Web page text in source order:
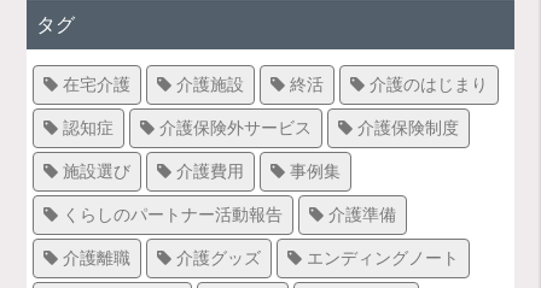
タグ
在宅介護 介護施設 終活 介護のはじまり
認知症 介護保険外サービス 介護保険制度
施設選び 介護費用 事例集
くらしのパートナー活動報告 介護準備
介護離職 介護グッズ エンディングノート